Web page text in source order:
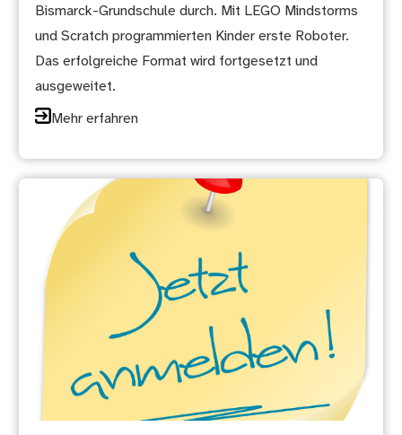
Bismarck-Grundschule durch. Mit LEGO Mindstorms
und Scratch programmierten Kinder erste Roboter.
Das erfolgreiche Format wird fortgesetzt und
ausgeweitet.
Mehr erfahren